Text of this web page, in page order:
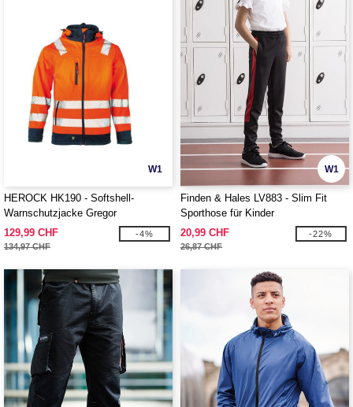
W1
HEROCK HK190 - Softshell-
Warnschutzjacke Gregor
129,99 CHF
134,97 CHF
-4%
W1
Finden & Hales LV883 - Slim Fit
Sporthose für Kinder
20,99 CHF
26,87 CHF
-22%